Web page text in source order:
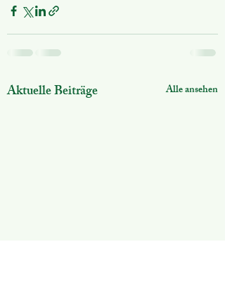
Aktuelle Beiträge Alle ansehen